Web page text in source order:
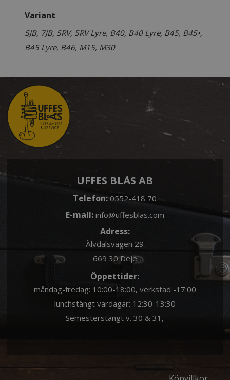
Variant
5JB, 7JB, 5RV, 5RV Lyre, B40, B40 Lyre, B45, B45•,
B45 Lyre, B46, M15, M30
UFFES BLÅS AB
Telefon:0552-418 70
E-mail: info@uffesblas.com
Adress:
Älvdalsvägen 29
669 30 Deje
Öppettider:
måndag-fredag: 10:00-18:00, verkstad -17:00
lunchstängt vardagar: 12:30-13:30
Semesterstängt v. 30 & 31,